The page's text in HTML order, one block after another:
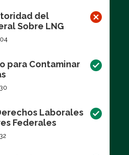
del
Sobre LNG
para Contaminar
Laborales
Federales